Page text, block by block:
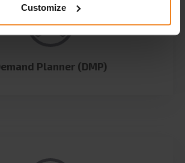
Customize
Planner (DMP)